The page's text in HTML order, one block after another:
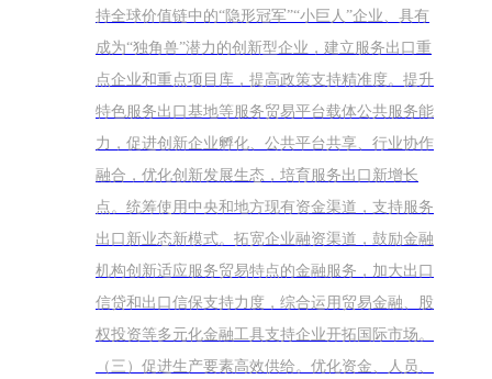
持全球价值链中的“隐形冠军”“小巨人”企业、具有
成为“独角兽”潜力的创新型企业，建立服务出口重
点企业和重点项目库，提高政策支持精准度。提升
特色服务出口基地等服务贸易平台载体公共服务能
力，促进创新企业孵化、公共平台共享、行业协作
融合，优化创新发展生态，培育服务出口新增长
点。统筹使用中央和地方现有资金渠道，支持服务
出口新业态新模式。拓宽企业融资渠道，鼓励金融
机构创新适应服务贸易特点的金融服务，加大出口
信贷和出口信保支持力度，综合运用贸易金融、股
权投资等多元化金融工具支持企业开拓国际市场。
（三）促进生产要素高效供给。优化资金、人员、